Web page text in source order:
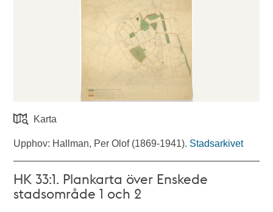
Karta
Upphov: Hallman, Per Olof (1869-1941). Stadsarkivet
HK 33:1. Plankarta över Enskede
stadsområde 1 och 2